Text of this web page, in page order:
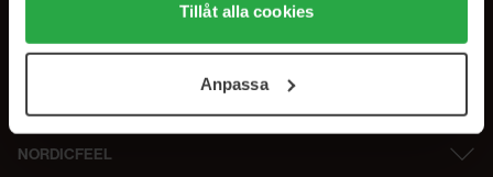
alla cookies, medan du under "Detaljer" kan anpassa
användningen av cookies. Du kan när som helst återkalla
samt vår Integritetspolicy.
Tillåt alla cookies
Anpassa
NORDICFEEL